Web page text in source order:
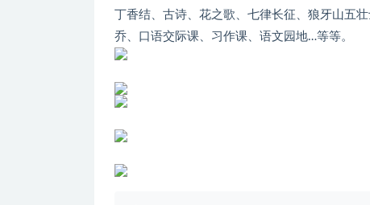
丁香结、古诗、花之歌、七律长征、狼牙山五
乔、口语交际课、习作课、语文园地…等等。